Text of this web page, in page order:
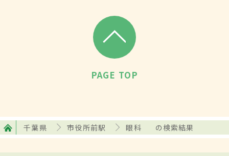
PAGE TOP
千葉県 市役所前駅 眼科 の検索結果